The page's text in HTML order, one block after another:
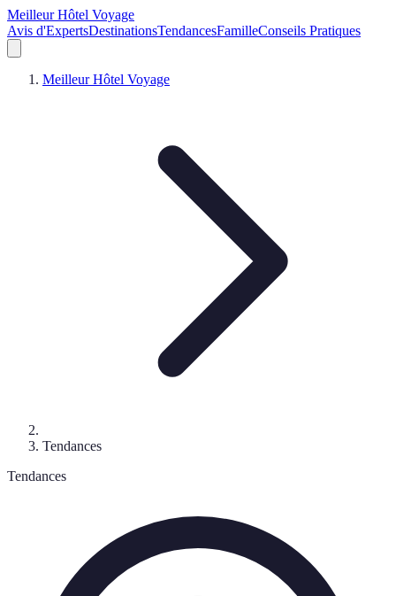
Meilleur Hôtel Voyage
Avis d'ExpertsDestinationsTendancesFamilleConseils Pratiques
Meilleur Hôtel Voyage
Tendances
Tendances